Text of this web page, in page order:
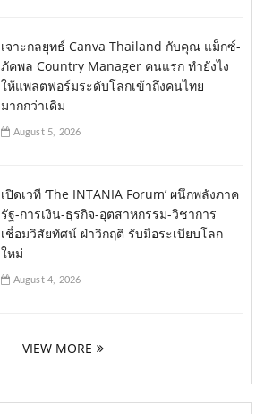
เจาะกลยุทธ์ Canva Thailand กับคุณ แม็กซ์-
ภัคพล Country Manager คนแรก ทำยังไง
ให้แพลตฟอร์มระดับโลกเข้าถึงคนไทย
มากกว่าเดิม
August 5, 2026
เปิดเวที ‘The INTANIA Forum’ ผนึกพลังภาค
รัฐ-การเงิน-ธุรกิจ-อุตสาหกรรม-วิชาการ
เชื่อมวิสัยทัศน์ ฝ่าวิกฤติ รับมือระเบียบโลก
ใหม่
August 4, 2026
VIEW MORE